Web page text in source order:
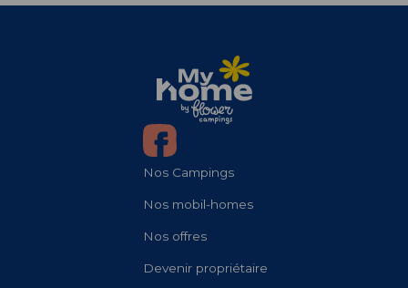
Nos Campings
Nos mobil-homes
Nos offres
Devenir propriétaire